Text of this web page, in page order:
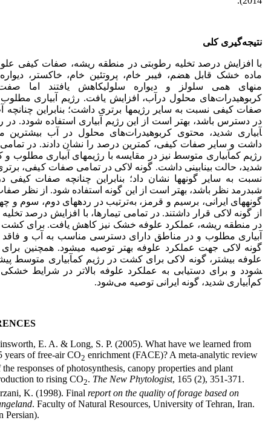
نتیجه‌گیری کلی
با افزایش درصد تخلیه رطوبتی در منطقه ریشه، صفات کیفی
ماده خشک قابل هضم، فیبر خام، پروتئین خام، خاکستر،
منهای همی سلولز و دیواره سلولیکاهش یافتند اما
کربوهیدرات‌های محلول درآب، افزایش یافت. رژیم آبیاری مطلوب
صفات کیفی نسبت به سایر رژیم­ها برتری داشت؛ بنابراین چنانچه
آبیاری شدید، محتوی کربوهیدرات‌های محلول در آب بیشترین
داشت و سایر صفات کیفی، کمترین درصد را نشان دادند. در
رژیم کم­آبیاری متوسط نیز در مقایسه با رژیم­های آبیاری مطلوب و
شدید، حالت بینابینی داشت. گونه لاکی در تمامی صفات کیفی،
نسبت به سایر گونه­ها نشان داد؛ بنابراین چنانچه صفات
شبدرمد نظر باشد، بهتر است از این گونه استفاده شود. از نظر
گونه­های ایرانی، برسیم و قرمز، به‌ترتیب در رده­های دوم، سوم و
از گونه لاکی قرار داشتند. در تمامی تیمارها، با افزایش درصد
در منطقه ریشه، عملکرد علوفه خشک نیز کاهش یافت. برای کشت
آبیاری مطلوب و در مناطق دارای دسترسی مناسب به آب و
گونه لاکی جهت عملکرد علوفه بهتر توصیه می­شود. همچنین
شودد و برای دستیابی به عملکرد علوفه بالاتر در شرایط
کم‌آبیاری شدید، گونه ایرانی توصیه می‌شود.
E. A. & Long, S. P. (2005). What have we learned from
years of free-air CO2 enrichment (FACE)? A meta-analytic review
the responses of photosynthesis, canopy properties and plant
to rising CO2. The New Phytologist, 165 (2), 351-371.
K. (1998). Final report on the quality of forage based on
. Faculty of Natural Resources, University of Tehran, Iran.
Persian).